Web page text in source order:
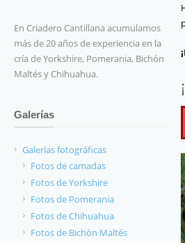
En Criadero Cantillana acumulamos
más de 20 años de experiencia en la
cría de Yorkshire, Pomerania, Bichón
Maltés y Chihuahua.
Galerías
Galerías fotográficas
Fotos de camadas
Fotos de Yorkshire
Fotos de Pomerania
Fotos de Chihuahua
Fotos de Bichón Maltés